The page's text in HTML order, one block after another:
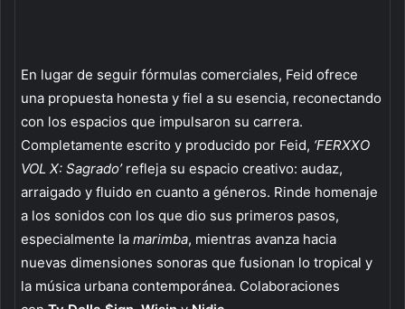
En lugar de seguir fórmulas comerciales, Feid ofrece
una propuesta honesta y fiel a su esencia, reconectando
con los espacios que impulsaron su carrera.
Completamente escrito y producido por Feid, ‘FERXXO
VOL X: Sagrado’ refleja su espacio creativo: audaz,
arraigado y fluido en cuanto a géneros. Rinde homenaje
a los sonidos con los que dio sus primeros pasos,
especialmente la marimba, mientras avanza hacia
nuevas dimensiones sonoras que fusionan lo tropical y
la música urbana contemporánea. Colaboraciones